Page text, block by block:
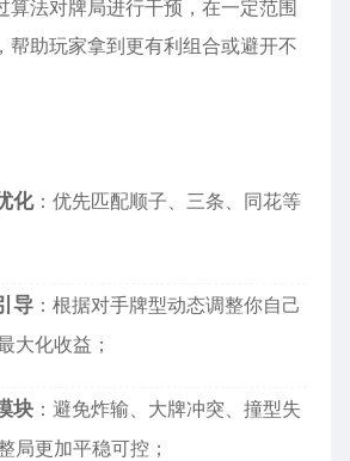
算法对牌局进行干预，在一定范围
帮助玩家拿到更有利组合或避开不
化：优先匹配顺子、三条、同花等
导 ：根据对手牌型动态调整你自己
大化收益；
块 ：避免炸输、大牌冲突、撞型失
局更加平稳可控；